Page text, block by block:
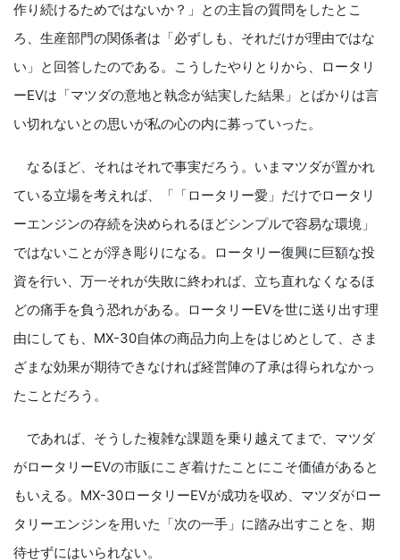
作り続けるためではないか？」との主旨の質問をしたとこ
ろ、生産部門の関係者は「必ずしも、それだけが理由ではな
い」と回答したのである。こうしたやりとりから、ロータリ
ーEVは「マツダの意地と執念が結実した結果」とばかりは言
い切れないとの思いが私の心の内に募っていった。
なるほど、それはそれで事実だろう。いまマツダが置かれ
ている立場を考えれば、「「ロータリー愛」だけでロータリ
ーエンジンの存続を決められるほどシンプルで容易な環境」
ではないことが浮き彫りになる。ロータリー復興に巨額な投
資を行い、万一それが失敗に終われば、立ち直れなくなるほ
どの痛手を負う恐れがある。ロータリーEVを世に送り出す理
由にしても、MX-30自体の商品力向上をはじめとして、さま
ざまな効果が期待できなければ経営陣の了承は得られなかっ
たことだろう。
であれば、そうした複雑な課題を乗り越えてまで、マツダ
がロータリーEVの市販にこぎ着けたことにこそ価値があると
もいえる。MX-30ロータリーEVが成功を収め、マツダがロー
タリーエンジンを用いた「次の一手」に踏み出すことを、期
待せずにはいられない。